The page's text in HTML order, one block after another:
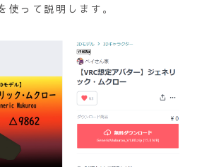
使って説明します。